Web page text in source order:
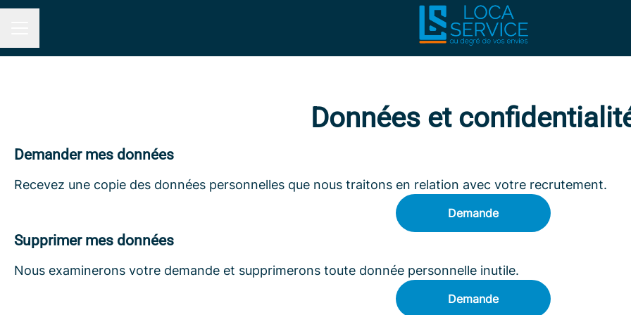
Données et
Demander mes données
Recevez une copie des données personnelles que nous traitons en relation avec votre recrutement.
Demande
Supprimer mes données
Nous examinerons votre demande et supprimerons toute donnée personnelle inutile.
Demande